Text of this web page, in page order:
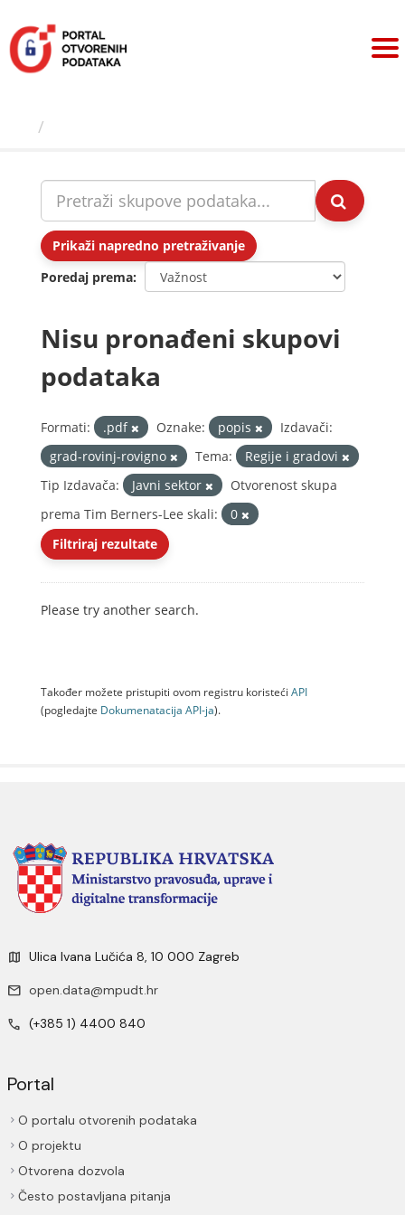
sadržaj
Prikaži napredno pretraživanje
Poredaj prema
Nisu pronađeni skupovi
podataka
Formati: .pdf Oznake: popis
Izdavači:
grad-rovinj-rovigno
Tema:
Regije i gradovi
Tip Izdavača:
Javni sektor
Otvorenost skupa
prema Tim Berners-Lee skali:
0
Filtriraj rezultate
Please try another search.
Također možete pristupiti ovom registru koristeći API
(pogledajte Dokumenаtаcijа API-jа).